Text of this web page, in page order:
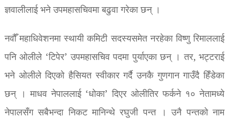
ज्ञवालीलाई भने उपमहासचिवमा बढुवा गरेका छन् ।
नवौँ महाधिवेशनमा स्थायी कमिटी सदस्यसमेत नरहेका विष्णु रिमाललाई
पनि ओलीले ‘टिपेर’ उपमहासचिव पदमा पुर्याएका छन् । तर, भट्टराई
भने ओलीले दिएको हैसियत स्वीकार गर्दै उनकै गुणगान गाउँदै हिँडेका
छन् । माधव नेपाललाई ‘धोका’ दिएर ओलीतिर फर्कने १० नेतामध्ये
नेपालसँग सबैभन्दा निकट मानिन्थे रघुजी पन्त । उनै पन्तको नाम